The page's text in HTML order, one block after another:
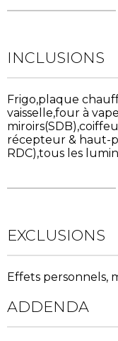
INCLUSIONS
Frigo,plaque
vaisselle,four à
récepteur & haut-
RDC),tous les
EXCLUSIONS
Effets personnels,
ADDENDA